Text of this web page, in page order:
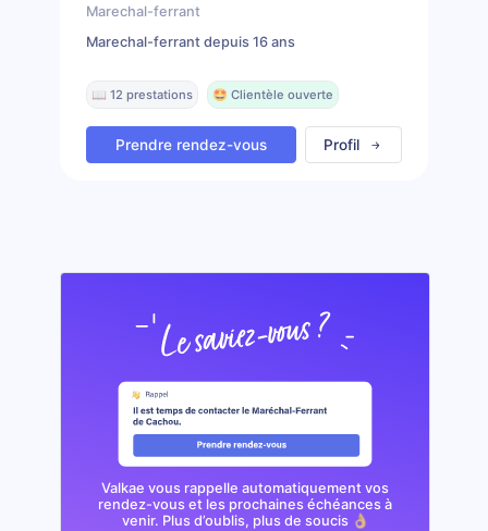
Marechal-ferrant
Marechal-ferrant depuis 16 ans
📖 12 prestations 🤩 Clientèle ouverte
Prendre rendez-vous Profil
Valkae vous rappelle automatiquement vos
rendez-vous et les prochaines échéances à
venir. Plus d’oublis, plus de soucis 👌🏼